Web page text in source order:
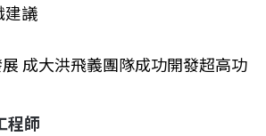
建議
成大洪飛義團隊成功開發超高功
程師